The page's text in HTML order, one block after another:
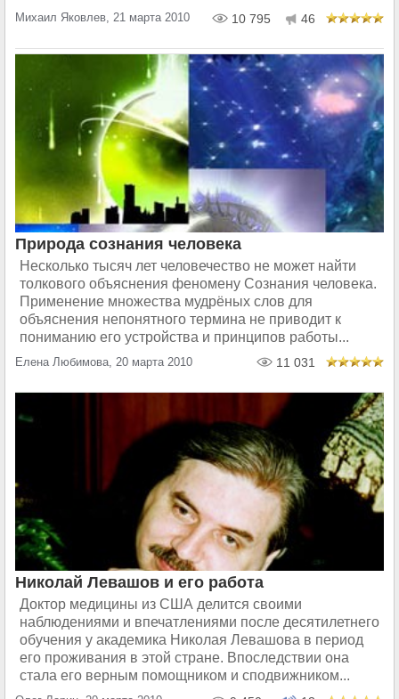
Михаил Яковлев, 21 марта 2010 10 795 46
Природа сознания человека
Несколько тысяч лет человечество не может найти
толкового объяснения феномену Сознания человека.
Применение множества мудрёных слов для
объяснения непонятного термина не приводит к
пониманию его устройства и принципов работы...
Елена Любимова, 20 марта 2010 11 031
Николай Левашов и его работа
Доктор медицины из США делится своими
наблюдениями и впечатлениями после десятилетнего
обучения у академика Николая Левашова в период
его проживания в этой стране. Впоследствии она
стала его верным помощником и сподвижником...